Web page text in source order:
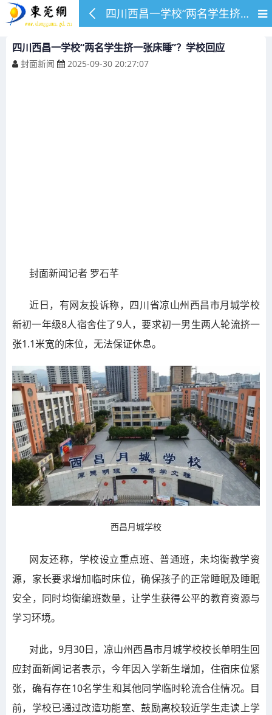
四川西昌一学校“两名学生挤一张床睡”？学校回应
四川西昌一学校“两名学生挤一张床睡”？学校回应
封面新闻 2025-09-30 20:27:07
封面新闻记者 罗石芊
近日，有网友投诉称，四川省凉山州西昌市月城学校
新初一年级8人宿舍住了9人，要求初一男生两人轮流挤一
张1.1米宽的床位，无法保证休息。
西昌月城学校
网友还称，学校设立重点班、普通班，未均衡教学资
源，家长要求增加临时床位，确保孩子的正常睡眠及睡眠
安全，同时均衡编班数量，让学生获得公平的教育资源与
学习环境。
对此，9月30日，凉山州西昌市月城学校校长单明生回
应封面新闻记者表示，今年因入学新生增加，住宿床位紧
张，确有存在10名学生和其他同学临时轮流合住情况。目
前，学校已通过改造功能室、鼓励离校较近学生走读上学